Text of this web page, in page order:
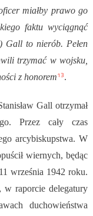
miałby prawo go
faktu wyciągnąć
Gall to nierób. Pełen
trzymać w wojsku,
z honorem13.
Gall otrzymał
Przez cały czas
arcybiskupstwa. W
wiernych, będąc
września 1942 roku.
raporcie delegatury
duchowieństwa